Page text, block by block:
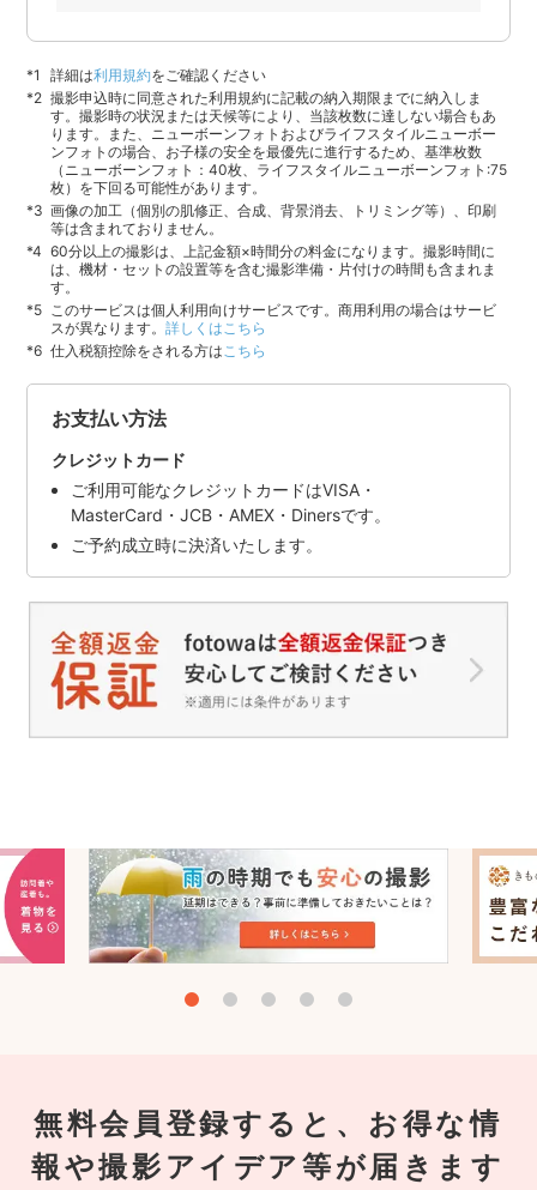
詳細は利用規約をご確認ください
撮影申込時に同意された利用規約に記載の納入期限までに納入しま
す。撮影時の状況または天候等により、当該枚数に達しない場合もあ
ります。また、ニューボーンフォトおよびライフスタイルニューボー
ンフォトの場合、お子様の安全を最優先に進行するため、基準枚数
（ニューボーンフォト：40枚、ライフスタイルニューボーンフォト:75
枚）を下回る可能性があります。
画像の加工（個別の肌修正、合成、背景消去、トリミング等）、印刷
等は含まれておりません。
60分以上の撮影は、上記金額×時間分の料金になります。撮影時間に
は、機材・セットの設置等を含む撮影準備・片付けの時間も含まれま
す。
このサービスは個人利用向けサービスです。商用利用の場合はサービ
スが異なります。詳しくはこちら
仕入税額控除をされる方はこちら
お支払い方法
クレジットカード
ご利用可能なクレジットカードはVISA・
MasterCard・JCB・AMEX・Dinersです。
ご予約成立時に決済いたします。
無料会員登録すると、お得な情
報や撮影アイデア等が届きます